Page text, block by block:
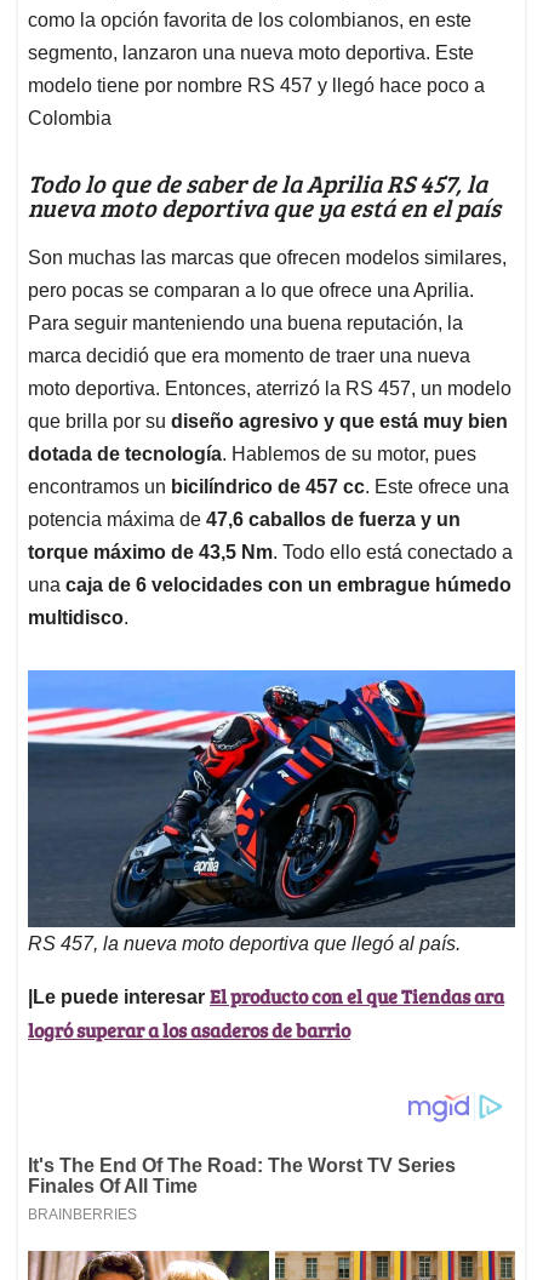
como la opción favorita de los colombianos, en este
segmento, lanzaron una nueva moto deportiva. Este
modelo tiene por nombre RS 457 y llegó hace poco a
Colombia
Todo lo que de saber de la Aprilia RS 457, la
nueva moto deportiva que ya está en el país
Son muchas las marcas que ofrecen modelos similares,
pero pocas se comparan a lo que ofrece una Aprilia.
Para seguir manteniendo una buena reputación, la
marca decidió que era momento de traer una nueva
moto deportiva. Entonces, aterrizó la RS 457, un modelo
que brilla por su diseño agresivo y que está muy bien
dotada de tecnología. Hablemos de su motor, pues
encontramos un bicilíndrico de 457 cc. Este ofrece una
potencia máxima de 47,6 caballos de fuerza y un
torque máximo de 43,5 Nm. Todo ello está conectado a
una caja de 6 velocidades con un embrague húmedo
multidisco.
RS 457, la nueva moto deportiva que llegó al país.
|Le puede interesar El producto con el que Tiendas ara
logró superar a los asaderos de barrio